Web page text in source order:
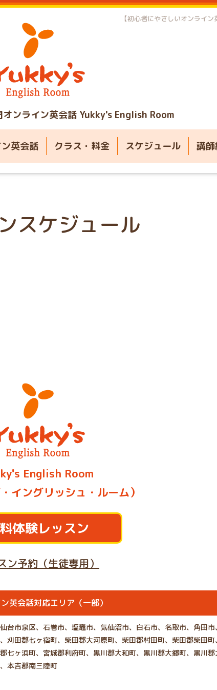
ンライン英会話 Yukky's English Room
【初心者にやさしいオンライ
英会話 クラス・料金 スケジュール 講
スケジュール
English Room
イングリッシュ・ルーム）
体験レッスン
ン予約（生徒専用）
英会話対応エリア（一部）
台市泉区、石巻市、塩竈市、気仙沼市、白石市、名取市、角田
刈田郡七ヶ宿町、柴田郡大河原町、柴田郡村田町、柴田郡柴田
七ヶ浜町、宮城郡利府町、黒川郡大和町、黒川郡大郷町、黒川
本吉郡南三陸町